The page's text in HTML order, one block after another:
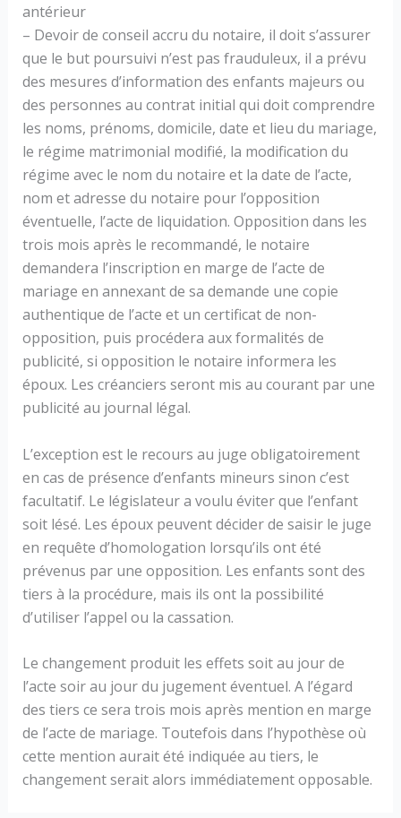
antérieur
– Devoir de conseil accru du notaire, il doit s’assurer
que le but poursuivi n’est pas frauduleux, il a prévu
des mesures d’information des enfants majeurs ou
des personnes au contrat initial qui doit comprendre
les noms, prénoms, domicile, date et lieu du mariage,
le régime matrimonial modifié, la modification du
régime avec le nom du notaire et la date de l’acte,
nom et adresse du notaire pour l’opposition
éventuelle, l’acte de liquidation. Opposition dans les
trois mois après le recommandé, le notaire
demandera l’inscription en marge de l’acte de
mariage en annexant de sa demande une copie
authentique de l’acte et un certificat de non-
opposition, puis procédera aux formalités de
publicité, si opposition le notaire informera les
époux. Les créanciers seront mis au courant par une
publicité au journal légal.
L’exception est le recours au juge obligatoirement
en cas de présence d’enfants mineurs sinon c’est
facultatif. Le législateur a voulu éviter que l’enfant
soit lésé. Les époux peuvent décider de saisir le juge
en requête d’homologation lorsqu’ils ont été
prévenus par une opposition. Les enfants sont des
tiers à la procédure, mais ils ont la possibilité
d’utiliser l’appel ou la cassation.
Le changement produit les effets soit au jour de
l’acte soir au jour du jugement éventuel. A l’égard
des tiers ce sera trois mois après mention en marge
de l’acte de mariage. Toutefois dans l’hypothèse où
cette mention aurait été indiquée au tiers, le
changement serait alors immédiatement opposable.